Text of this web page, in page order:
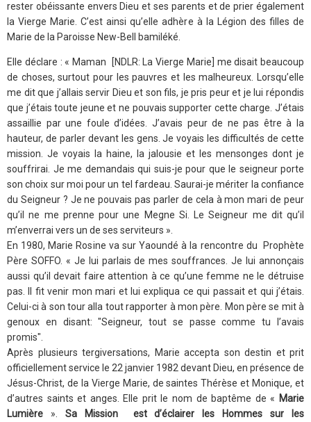
rester obéissante envers Dieu et ses parents et de prier également
la Vierge Marie. C’est ainsi qu’elle adhère à la Légion des filles de
Marie de la Paroisse New-Bell bamiléké.
Elle déclare : « Maman [NDLR: La Vierge Marie] me disait beaucoup
de choses, surtout pour les pauvres et les malheureux. Lorsqu’elle
me dit que j’allais servir Dieu et son fils, je pris peur et je lui répondis
que j’étais toute jeune et ne pouvais supporter cette charge. J’étais
assaillie par une foule d’idées. J’avais peur de ne pas être à la
hauteur, de parler devant les gens. Je voyais les difficultés de cette
mission. Je voyais la haine, la jalousie et les mensonges dont je
souffrirai. Je me demandais qui suis-je pour que le seigneur porte
son choix sur moi pour un tel fardeau. Saurai-je mériter la confiance
du Seigneur ? Je ne pouvais pas parler de cela à mon mari de peur
qu’il ne me prenne pour une Megne Si. Le Seigneur me dit qu’il
m’enverrai vers un de ses serviteurs ».
En 1980, Marie Rosine va sur Yaoundé à la rencontre du Prophète
Père SOFFO. « Je lui parlais de mes souffrances. Je lui annonçais
aussi qu’il devait faire attention à ce qu’une femme ne le détruise
pas. Il fit venir mon mari et lui expliqua ce qui passait et qui j’étais.
Celui-ci à son tour alla tout rapporter à mon père. Mon père se mit à
genoux en disant: "Seigneur, tout se passe comme tu l’avais
promis".
Après plusieurs tergiversations, Marie accepta son destin et prit
officiellement service le 22 janvier 1982 devant Dieu, en présence de
Jésus-Christ, de la Vierge Marie, de saintes Thérèse et Monique, et
d’autres saints et anges. Elle prit le nom de baptême de « Marie
Lumière ». Sa Mission est d’éclairer les Hommes sur les